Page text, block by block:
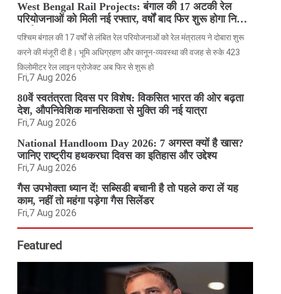
West Bengal Rail Projects: बंगाल की 17 अटकी रेल
परियोजनाओं को मिली नई रफ्तार, वर्षों बाद फिर शुरू होगा निर्माण
कार्य
पश्चिम बंगाल की 17 वर्षों से लंबित रेल परियोजनाओं को रेल मंत्रालय ने दोबारा शुरू
करने की मंजूरी दी है। भूमि अधिग्रहण और कानून-व्यवस्था की वजह से रुके 423
किलोमीटर रेल लाइन प्रोजेक्ट अब फिर से शुरू हो
Fri,7 Aug 2026
80वें स्वतंत्रता दिवस पर विशेष: विकसित भारत की ओर बढ़ता
देश, औपनिवेशिक मानसिकता से मुक्ति की नई यात्रा
Fri,7 Aug 2026
National Handloom Day 2026: 7 अगस्त क्यों है खास?
जानिए राष्ट्रीय हथकरघा दिवस का इतिहास और उद्देश्य
Fri,7 Aug 2026
गैस उपभोक्ता ध्यान दें! सब्सिडी बचानी है तो पहले करा लें यह
काम, नहीं तो महंगा पड़ेगा गैस सिलेंडर
Fri,7 Aug 2026
Featured